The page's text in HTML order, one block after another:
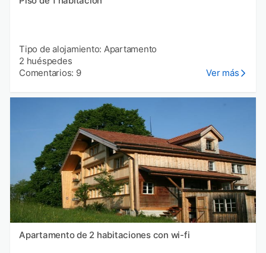
Tipo de alojamiento: Apartamento
2 huéspedes
Comentarios: 9
Ver más
Apartamento de 2 habitaciones con wi-fi